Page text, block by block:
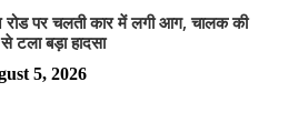
रोड पर चलती कार में लगी आग, चालक की
टला बड़ा हादसा
5, 2026